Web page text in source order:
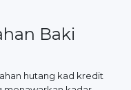
Baki
hutang kad kredit